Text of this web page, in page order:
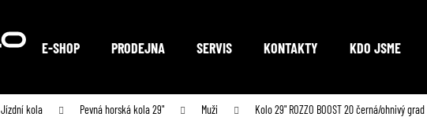
E-SHOP PRODEJNA SERVIS KONTAKTY KDO JSME
Jízdní kola Pevná horská kola 29" Muži Kolo 29" ROZZO BOOST 20 černá/ohnivý grad
Co potřebujete najít?